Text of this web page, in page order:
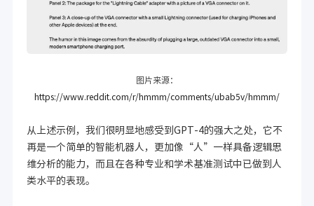
图片来源：
https://www.reddit.com/r/hmmm/comments/ubab5v/hmmm/
从上述示例，我们很明显地感受到GPT-4的强大之处，它不
再是一个简单的智能机器人，更加像“人”一样具备逻辑思
维分析的能力，而且在各种专业和学术基准测试中已做到人
类水平的表现。